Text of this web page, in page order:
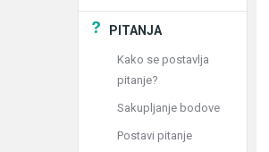
PITANJA
Kako se postavlja
pitanje?
Sakupljanje bodove
Postavi pitanje